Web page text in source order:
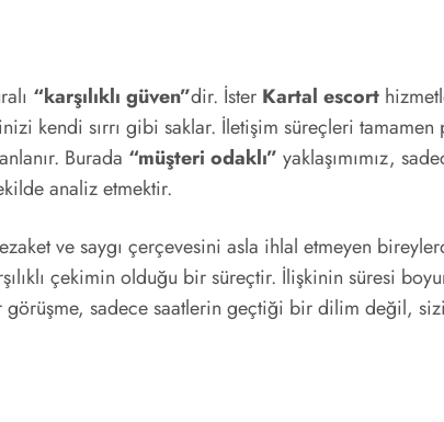
“karşılıklı güven”dir. İster Kartal escort
kendi sırrı gibi saklar. İletişim süreçleri tamamen
Burada “müşteri odaklı” yaklaşımımız,
analiz etmektir.
ve saygı çerçevesini asla ihlal etmeyen
çekimin olduğu bir süreçtir. İlişkinin süresi
sadece saatlerin geçtiği bir dilim değil,